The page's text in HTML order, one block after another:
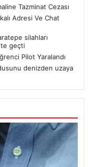
Tazminat Cezası
Adresi Ve Chat
silahları
geçti
Pilot Yaralandı
denizden uzaya